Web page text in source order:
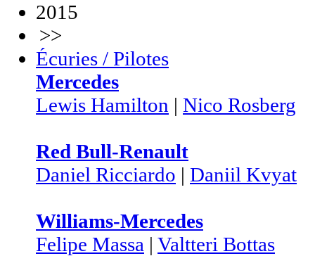
2015
>>
Écuries / Pilotes
Mercedes
Lewis Hamilton | Nico Rosberg
Red Bull-Renault
Daniel Ricciardo | Daniil Kvyat
Williams-Mercedes
Felipe Massa | Valtteri Bottas